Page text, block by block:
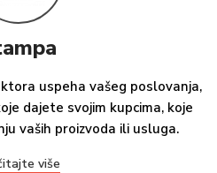
uspeha vašeg poslovanja,
dajete svojim kupcima, koje
vaših proizvoda ili usluga.
više